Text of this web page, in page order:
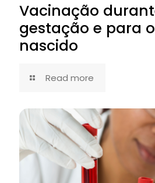
Vacinação
gestação e para
nascido
Read more